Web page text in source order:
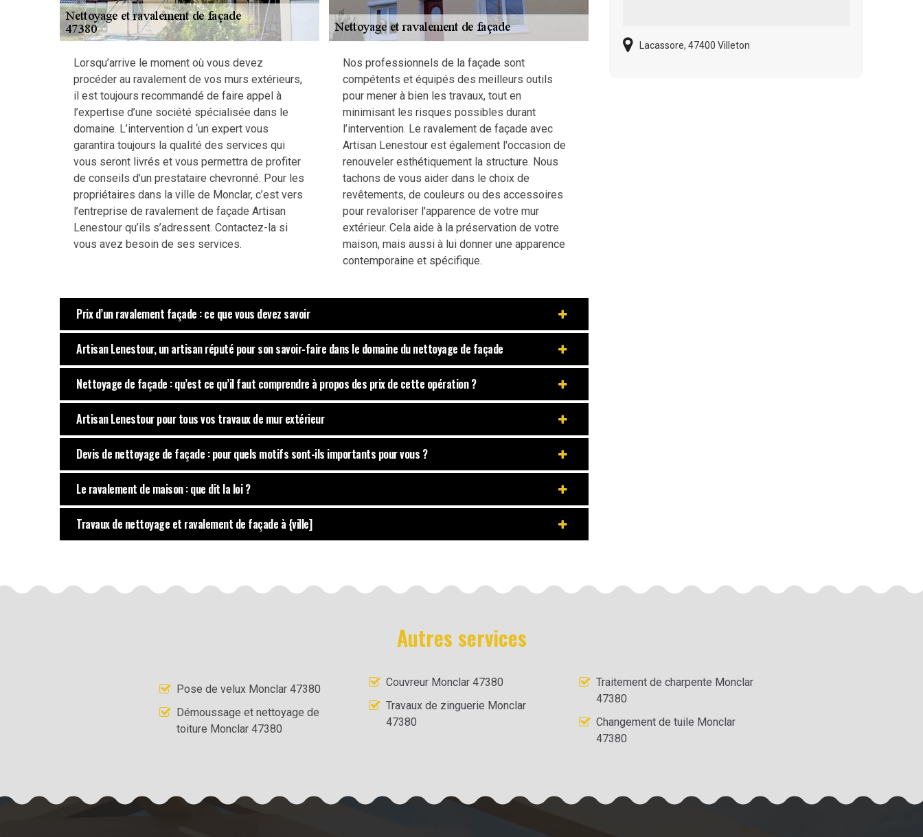
Lorsqu’arrive le moment où vous devez
procéder au ravalement de vos murs extérieurs,
il est toujours recommandé de faire appel à
l’expertise d’une société spécialisée dans le
domaine. L’intervention d ‘un expert vous
garantira toujours la qualité des services qui
vous seront livrés et vous permettra de profiter
de conseils d’un prestataire chevronné. Pour les
propriétaires dans la ville de Monclar, c’est vers
l’entreprise de ravalement de façade Artisan
Lenestour qu’ils s’adressent. Contactez-la si
vous avez besoin de ses services.
Nos professionnels de la façade sont
compétents et équipés des meilleurs outils
pour mener à bien les travaux, tout en
minimisant les risques possibles durant
l’intervention. Le ravalement de façade avec
Artisan Lenestour est également l'occasion de
renouveler esthétiquement la structure. Nous
tachons de vous aider dans le choix de
revêtements, de couleurs ou des accessoires
pour revaloriser l'apparence de votre mur
extérieur. Cela aide à la préservation de votre
maison, mais aussi à lui donner une apparence
contemporaine et spécifique.
Prix d’un ravalement façade : ce que vous devez savoir
Artisan Lenestour, un artisan réputé pour son savoir-faire dans le domaine du nettoyage de façade
Nettoyage de façade : qu’est ce qu’il faut comprendre à propos des prix de cette opération ?
Artisan Lenestour pour tous vos travaux de mur extérieur
Devis de nettoyage de façade : pour quels motifs sont-ils importants pour vous ?
Le ravalement de maison : que dit la loi ?
Travaux de nettoyage et ravalement de façade à {ville]
Lacassore, 47400 Villeton
Autres services
Pose de velux Monclar 47380
Démoussage et nettoyage de
toiture Monclar 47380
Couvreur Monclar 47380
Travaux de zinguerie Monclar
47380
Traitement de charpente Monclar
47380
Changement de tuile Monclar
47380